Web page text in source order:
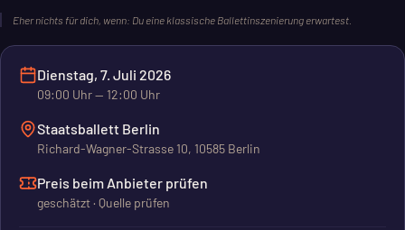
Selbst. Jung und Alt verhandeln gemeinsam diese Fragen – ein
Eher nichts für dich, wenn: Du eine klassische Ballettinszenierung erwartest.
Dienstag, 7. Juli 2026
09:00 Uhr— 12:00 Uhr
Staatsballett Berlin
Richard-Wagner-Strasse 10, 10585 Berlin
Preis beim Anbieter prüfen
geschätzt · Quelle prüfen